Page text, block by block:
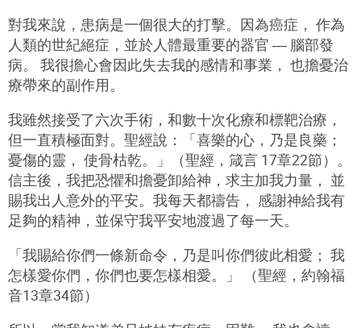
對我來說，患病是一個很大的打擊。因為癌症， 作為
人類的世紀絕症，並於人體最重要的器官 ― 腦部發
病。 我很擔心會因此失去我的感情和事業， 也擔憂治
療帶來的副作用。
我雖然接受了六次手術，和數十次化療和標靶治療，
但一直積極面對。聖經說：「喜樂的心，乃是良藥；
憂傷的靈， 使骨枯乾。」（聖經，箴言 17章22節）。
信主後，我把恐懼和擔憂卸給神，求主加我力量， 並
賜我出人意外的平安。我每天都禱告， 感謝神給我有
足夠的精神，並保守我平安地渡過了每一天。
「我賜給你們一條新命令，乃是叫你們彼此相愛； 我
怎樣愛你們，你們也要怎樣相愛。」 （聖經，約翰福
音13章34節）